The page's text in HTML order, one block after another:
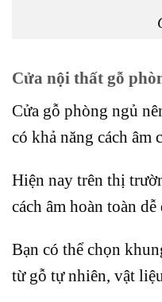
Cửa nội thất gỗ
Cửa gỗ phòng ngủ
có khả năng cách âm
Hiện nay trên thị
cách âm hoàn toàn
Bạn có thể chọn
từ gỗ tự nhiên, vật